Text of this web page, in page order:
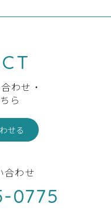
わせ・
ら
せる
合わせ
0775